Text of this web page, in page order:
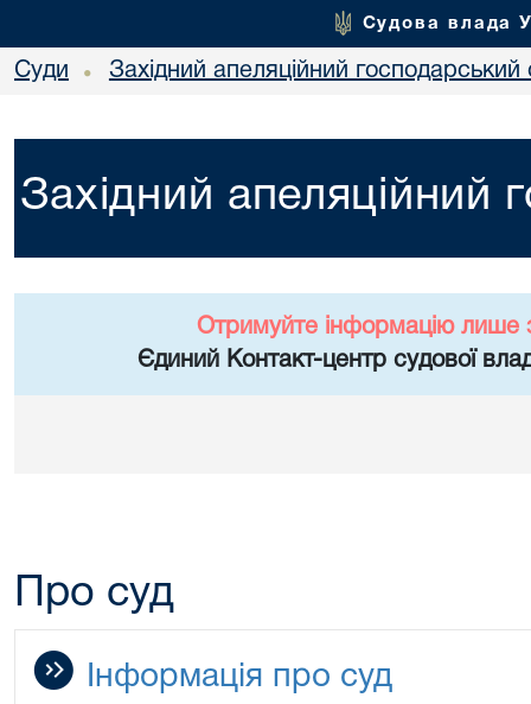
Судова влада
Суди • Західний апеляційний господарський
Західний апеляційний
Отримуйте інформацію лише
Єдиний Контакт-центр судової
Про суд
Інформація про суд